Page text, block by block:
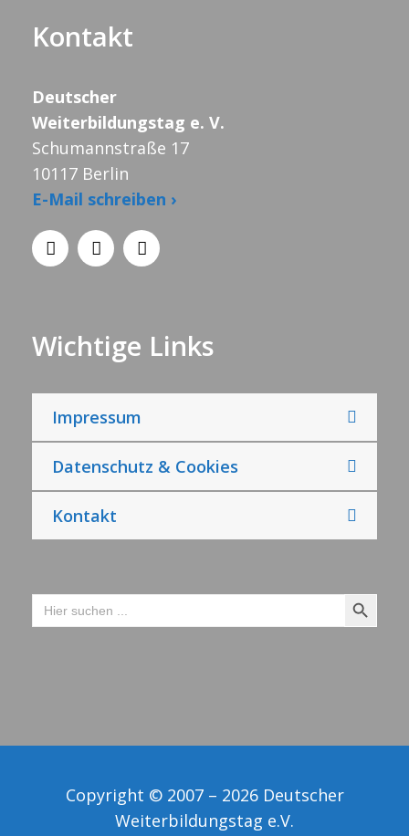
Kontakt
Deutscher
Weiterbildungstag e. V.
Schumannstraße 17
10117 Berlin
E-Mail schreiben ›
Wichtige Links
Impressum
Datenschutz & Cookies
Kontakt
Search
for:
Search Button
Copyright © 2007 – 2026 Deutscher
Weiterbildungstag e.V.